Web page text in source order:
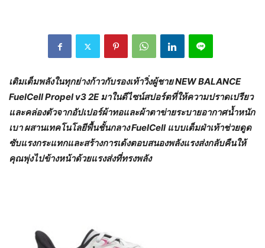
เติมเต็มพลังในทุกย่างก้าวกับรองเท้าวิ่งผู้ชายNEW BALANCE
FuelCell Propel v3 2E มาในดีไซน์สปอร์ตที่ให้ความปราดเปรียว
และคล่องตัวจากอัปเปอร์ผ้าทอและผ้าตาข่ายระบายอากาศน้ำหนัก
เบา ผสานเทคโนโลยีพื้นชั้นกลาง FuelCell แบบเต็มฝ่าเท้าช่วยดูด
ซับแรงกระแทกและสร้างการเด้งตอบสนองพลังแรงส่งกลับคืนให้
คุณพุ่งไปข้างหน้าด้วยแรงส่งที่ทรงพลัง